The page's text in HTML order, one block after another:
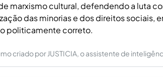
marxismo cultural, defendendo a luta
das minorias e dos direitos sociais,
politicamente correto.
criado por JUSTICIA, o assistente de